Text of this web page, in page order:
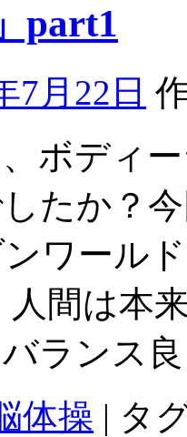
part1
7月22日
ボディ
たか？
ワール
間は本
バランス
体操 | タ